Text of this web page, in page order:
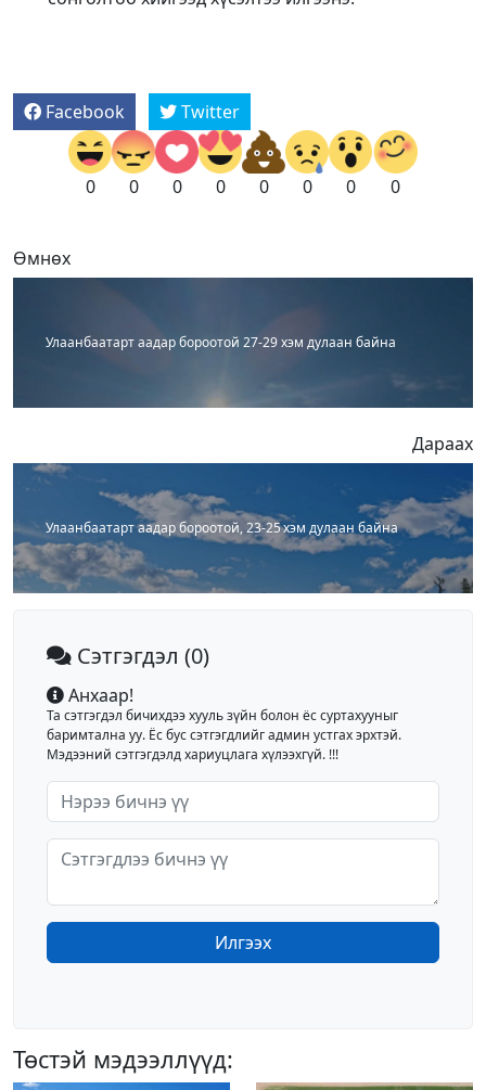
Facebook Twitter
0 0 0 0 0 0 0 0
Өмнөх
Улаанбаатарт аадар бороотой 27-29 хэм дулаан байна
Дараах
Улаанбаатарт аадар бороотой, 23-25 хэм дулаан байна
Сэтгэгдэл (0)
Анхаар!
Та сэтгэгдэл бичихдээ хууль зүйн болон ёс суртахууныг
баримтална уу. Ёс бус сэтгэгдлийг админ устгах эрхтэй.
Мэдээний сэтгэгдэлд хариуцлага хүлээхгүй. !!!
Илгээх
Төстэй мэдээллүүд: